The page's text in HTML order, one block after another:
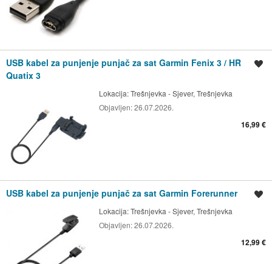
USB kabel za punjenje punjač za sat Garmin Fenix 3 / HR
Quatix 3
Lokacija:Trešnjevka - Sjever, Trešnjevka
Objavljen:26.07.2026.
16,99 €
USB kabel za punjenje punjač za sat Garmin Forerunner
Lokacija:Trešnjevka - Sjever, Trešnjevka
Objavljen:26.07.2026.
12,99 €